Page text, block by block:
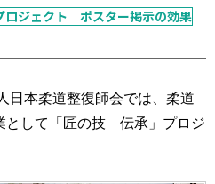
ロジェクト ポスター掲示の効果
日本柔道整復師会では、柔道
として「匠の技 伝承」プロジ